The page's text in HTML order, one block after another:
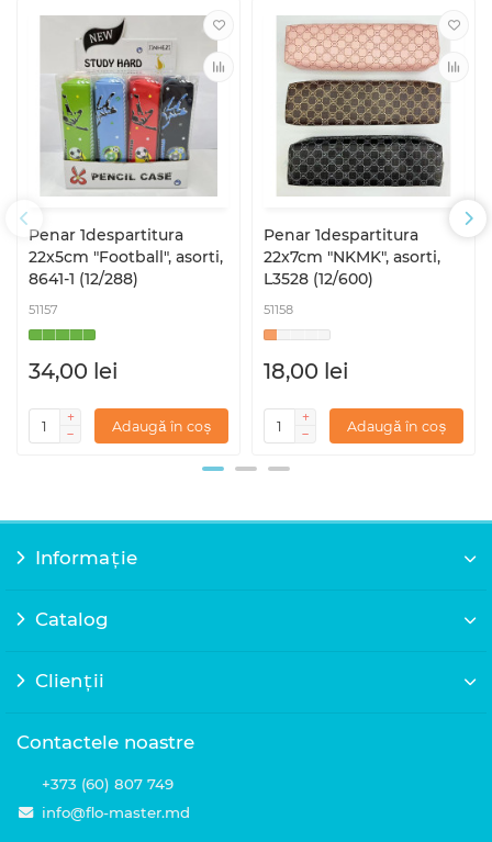
Penar 1despartitura
22x5cm "Football", asorti,
8641-1 (12/288)
51157
34,00 lei
Adaugă în coș
Penar 1despartitura
22x7cm "NKMK", asorti,
L3528 (12/600)
51158
18,00 lei
Adaugă în coș
Informație
Catalog
Clienții
Contactele noastre
+373 (60) 807 749
info@flo-master.md